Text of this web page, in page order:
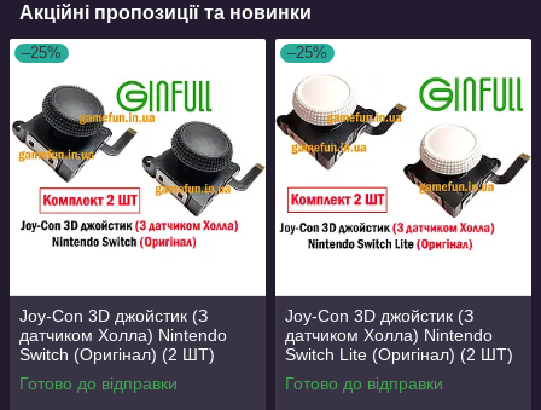
Акційні пропозиції та новинки
–25%
Joy-Con 3D джойстик (З
датчиком Холла) Nintendo
Switch (Оригінал) (2 ШТ)
(Ginfull)
Готово до відправки
–25%
Joy-Con 3D джойстик (З
датчиком Холла) Nintendo
Switch Lite (Оригінал) (2 ШТ)
(Ginfull)
Готово до відправки